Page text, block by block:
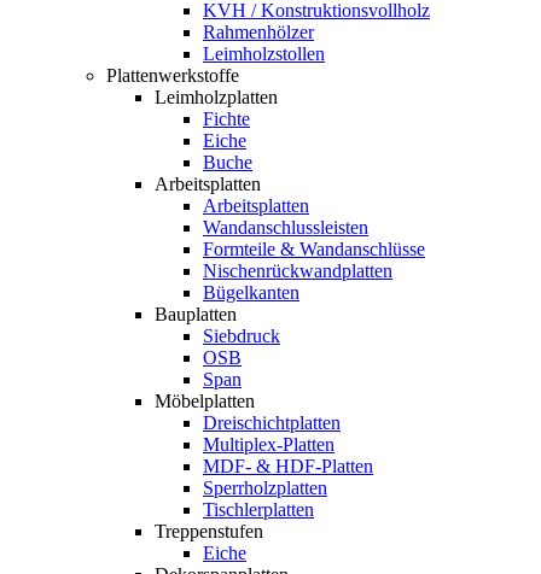
KVH / Konstruktionsvollholz
Rahmenhölzer
Leimholzstollen
Plattenwerkstoffe
Leimholzplatten
Fichte
Eiche
Buche
Arbeitsplatten
Arbeitsplatten
Wandanschlussleisten
Formteile & Wandanschlüsse
Nischenrückwandplatten
Bügelkanten
Bauplatten
Siebdruck
OSB
Span
Möbelplatten
Dreischichtplatten
Multiplex-Platten
MDF- & HDF-Platten
Sperrholzplatten
Tischlerplatten
Treppenstufen
Eiche